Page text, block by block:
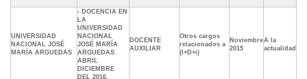
UNIVERSIDAD
NACIONAL JOSÉ
MARÍA ARGUEDAS
- DOCENCIA EN
LA
UNIVERSIDAD
NACIONAL
JOSÉ MARÍA
ARGUEDAS
ABRIL 
DICIEMBRE
DEL 2016.
DOCENTE
AUXILIAR
Otros cargos
relacionados a
(I+D+i)
Noviembre
2015
A la
actualidad